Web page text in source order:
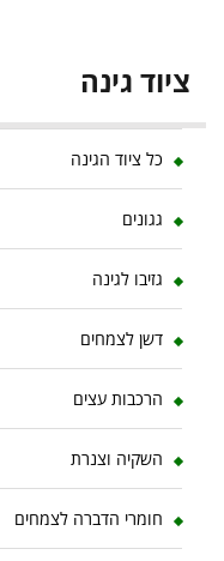
ציוד גינה
כל ציוד הגינה
גגונים
גזיבו לגינה
דשן לצמחים
הרכבות עצים
השקיה וצנרת
חומרי הדברה לצמחים